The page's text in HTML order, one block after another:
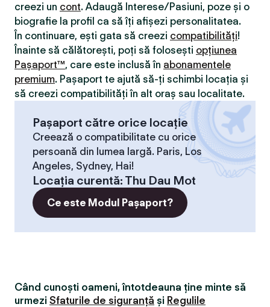
creezi un cont. Adaugă Interese/Pasiuni, poze și o
biografie la profil ca să îți afișezi personalitatea.
În continuare, ești gata să creezi compatibilităţi!
Înainte să călătorești, poți să folosești opțiunea
Pașaport™, care este inclusă în abonamentele
premium. Pașaport te ajută să-ți schimbi locația și
să creezi compatibilităţi în alt oraș sau localitate.
Pașaport către orice locație
Creează o compatibilitate cu orice
persoană din lumea largă. Paris, Los
Angeles, Sydney, Hai!
Locaţia curentă: Thu Dau Mot
Ce este Modul Pașaport?
Când cunoști oameni, întotdeauna ține minte să
urmezi Sfaturile de siguranță și Regulile